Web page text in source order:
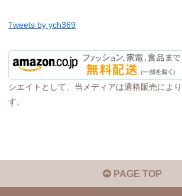
Tweets by ych369
シエイトとして、当メディアは適格販売によ
す。
PAGE TOP